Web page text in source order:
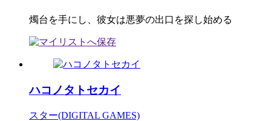
燭台を手にし、彼女は悪夢の出口を探し始める
ハコノタトセカイ
スター(DIGITAL GAMES)